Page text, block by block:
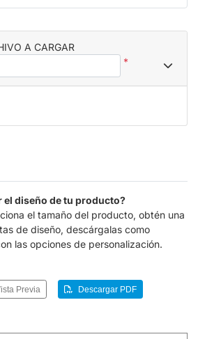
el diseño de tu producto?
el tamaño del producto, obtén una
de diseño, descárgalas como
las opciones de personalización.
Previa Descargar PDF
A CARGAR
*